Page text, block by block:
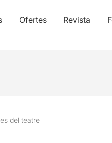
Ofertes Revista
del teatre